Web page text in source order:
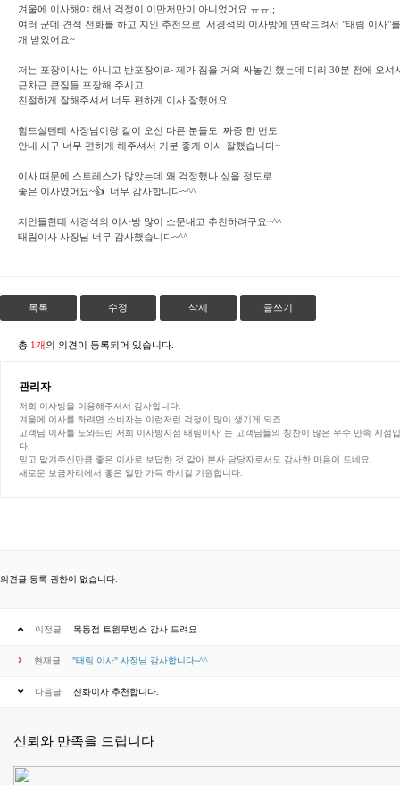
겨울에 이사해야 해서 걱정이 이만저만이 아니었어요 ㅠㅠ;;
여러 군데 견적 전화를 하고 지인 추천으로 서경석의 이사방에 연락드려서 "태림 이사"
개 받았어요~
저는 포장이사는 아니고 반포장이라 제가 짐을 거의 싸놓긴 했는데 미리 30분 전에 오셔
근차근 큰짐들 포장해 주시고
친절하게 잘해주셔서 너무 편하게 이사 잘했어요
힘드실텐테 사장님이랑 같이 오신 다른 분들도 짜증 한 번도
안내 시구 너무 편하게 해주셔서 기분 좋게 이사 잘했습니다~
이사 때문에 스트레스가 많았는데 왜 걱정했나 싶을 정도로
좋은 이사였어요~👍 너무 감사합니다~^^
지인들한테 서경석의 이사방 많이 소문내고 추천하려구요~^^
태림이사 사장님 너무 감사했습니다~^^
목록 수정 삭제 글쓰기
총 1개의 의견이 등록되어 있습니다.
관리자
저희 이사방을 이용해주셔서 감사합니다.
겨울에 이사를 하려면 소비자는 이런저런 걱정이 많이 생기게 되죠.
고객님 이사를 도와드린 저희 이사방지점 태림이사' 는 고객님들의 칭찬이 많은 우수 만족 지점
다.
믿고 맡겨주신만큼 좋은 이사로 보답한 것 같아 본사 담당자로서도 감사한 마음이 드네요.
새로운 보금자리에서 좋은 일만 가득 하시길 기원합니다.
의견글 등록 권한이 없습니다.
이전글 목동점 트윈무빙스 감사 드려요
현재글 "태림 이사" 사장님 감사합니다~^^
다음글 신화이사 추천합니다.
신뢰와 만족을 드립니다